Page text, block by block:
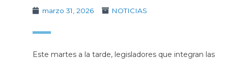
marzo 31, 2026
NOTICIAS
Este martes a la tarde, legisladores que integran las